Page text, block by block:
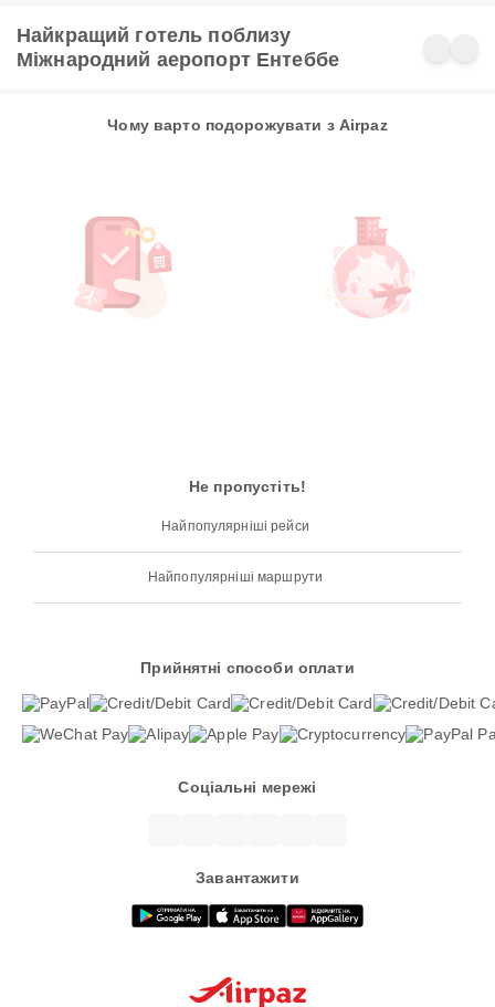
Найкращий готель поблизу
Міжнародний аеропорт Ентеббе
Чому варто подорожувати з Airpaz
Не пропустіть!
Найпопулярніші рейси
Найпопулярніші маршрути
Прийнятні способи оплати
Соціальні мережі
Завантажити